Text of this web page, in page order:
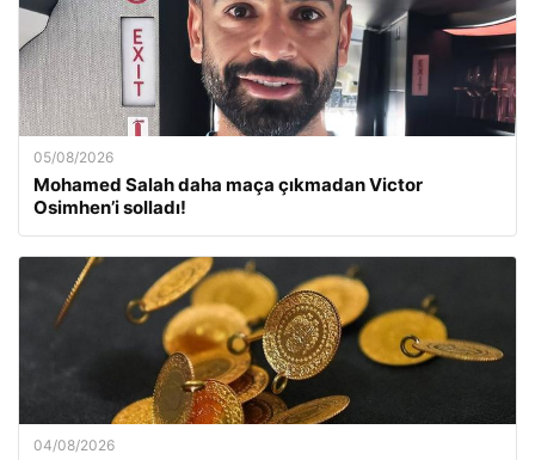
05/08/2026
Mohamed Salah daha maça çıkmadan Victor
Osimhen’i solladı!
04/08/2026